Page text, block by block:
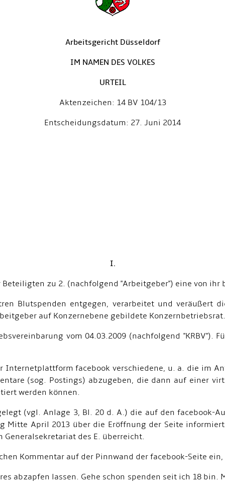
Arbeitsgericht Düsseldorf
IM NAMEN DES VOLKES
URTEIL
Aktenzeichen: 14 BV 104/13
Entscheidungsdatum: 27. Juni 2014
I.
zu 2. (nachfolgend "Arbeitgeber") eine von ihr
Blutspenden entgegen, verarbeitet und veräußert
auf Konzernebene gebildete
vom 04.03.2009 (nachfolgend "KRBV").
Internetplattform facebook verschiedene, u. a. die im
(sog. Postings) abzugeben, die dann auf einer
werden können.
(vgl. Anlage 3, Bl. 20 d. A.) die auf den facebook-
Mitte April 2013 über die Eröffnung der Seite
des E. überreicht.
Kommentar auf der Pinnwand der facebook-Seite
abzapfen lassen. Gehe schon spenden seit ich 18